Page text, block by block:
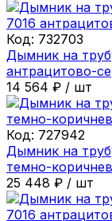
Код: 732703
Дымник на
антрацитово-
14 564 ₽ / шт
Код: 727942
Дымник на
темно-
25 448 ₽ / шт